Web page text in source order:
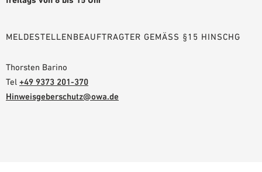
MELDESTELLENBEAUFTRAGTER GEMÄSS §15 HINSCHG
Thorsten Barino
Tel +49 9373 201-370
Hinweisgeberschutz@owa.de